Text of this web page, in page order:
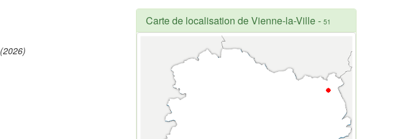
(2026)
Carte de localisation de Vienne-la-Ville- 51